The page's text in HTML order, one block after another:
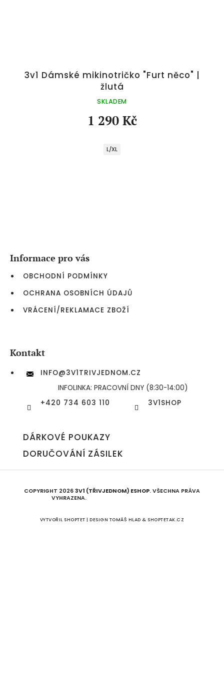
3v1 Dámské mikinotričko "Furt něco" |
žlutá
SKLADEM
1 290 Kč
L/XL
Informace pro vás
OBCHODNÍ PODMÍNKY
OCHRANA OSOBNÍCH ÚDAJŮ
VRÁCENÍ/REKLAMACE ZBOŽÍ
Kontakt
INFO@3V1TRIVJEDNOM.CZ
INFOLINKA: PRACOVNÍ DNY (8:30-14:00)
+420 734 603 110
3V1SHOP
DÁRKOVÉ POUKAZY
DORUČOVÁNÍ ZÁSILEK
COPYRIGHT 2026 3V1 (TŘIVJEDNOM) ESHOP. VŠECHNA PRÁVA
VYHRAZENA.
VYTVOŘIL SHOPTET | DESIGN TOMÁŠ HLAD & SHOPTETAK.CZ